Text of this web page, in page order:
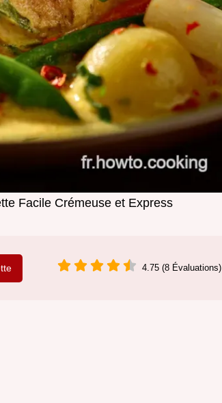
Facile Crémeuse et Express
4.75 (8 Évaluations)